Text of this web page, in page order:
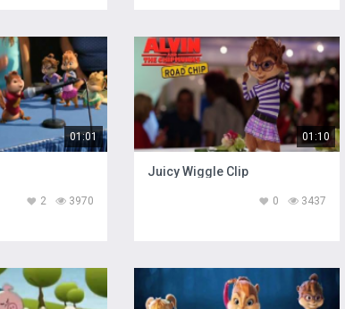
01:01
3970
2
01:10
Juicy Wiggle Clip
3437
0